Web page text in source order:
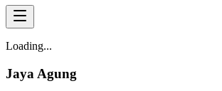
Loading...
Jaya Agung